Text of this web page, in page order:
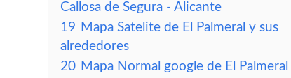
Callosa de Segura - Alicante
19 Mapa Satelite de El Palmeral y sus
alrededores
20 Mapa Normal google de El Palmeral